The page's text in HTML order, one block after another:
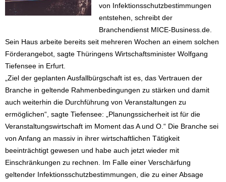
von Infektionsschutzbestimmungen
entstehen, schreibt der
Branchendienst MICE-Business.de.
Sein Haus arbeite bereits seit mehreren Wochen an einem solchen
Förderangebot, sagte Thüringens Wirtschaftsminister Wolfgang
Tiefensee in Erfurt.
„Ziel der geplanten Ausfallbürgschaft ist es, das Vertrauen der
Branche in geltende Rahmenbedingungen zu stärken und damit
auch weiterhin die Durchführung von Veranstaltungen zu
ermöglichen“, sagte Tiefensee: „Planungssicherheit ist für die
Veranstaltungswirtschaft im Moment das A und O.“ Die Branche sei
von Anfang an massiv in ihrer wirtschaftlichen Tätigkeit
beeinträchtigt gewesen und habe auch jetzt wieder mit
Einschränkungen zu rechnen. Im Falle einer Verschärfung
geltender Infektionsschutzbestimmungen, die zu einer Absage